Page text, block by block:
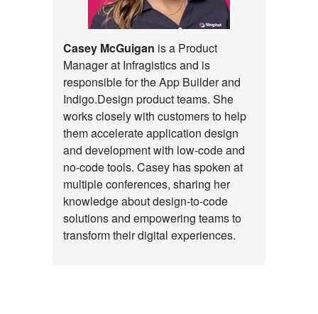
Casey McGuigan is a Product
Manager at Infragistics and is
responsible for the App Builder and
Indigo.Design product teams. She
works closely with customers to help
them accelerate application design
and development with low-code and
no-code tools. Casey has spoken at
multiple conferences, sharing her
knowledge about design-to-code
solutions and empowering teams to
transform their digital experiences.